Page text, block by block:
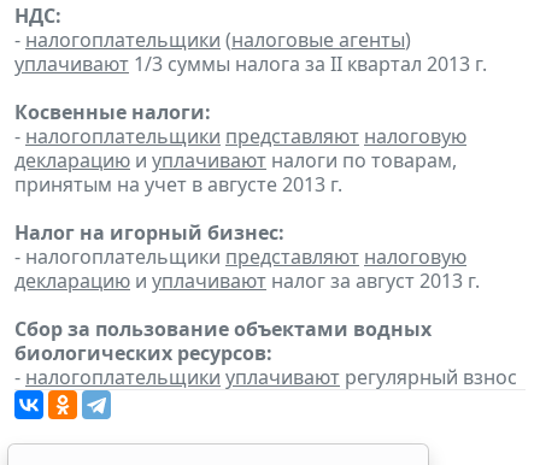
НДС:
- налогоплательщики (налоговые агенты)
уплачивают 1/3 суммы налога за II квартал 2013 г.
Косвенные налоги:
- налогоплательщики представляют налоговую
декларацию и уплачивают налоги по товарам,
принятым на учет в августе 2013 г.
Налог на игорный бизнес:
- налогоплательщики представляют налоговую
декларацию и уплачивают налог за август 2013 г.
Сбор за пользование объектами водных
биологических ресурсов:
- налогоплательщики уплачивают регулярный взнос